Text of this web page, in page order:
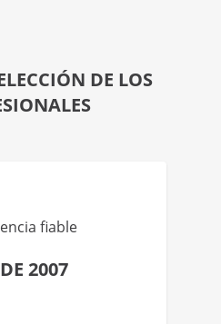
DE LOS
fiable
2007